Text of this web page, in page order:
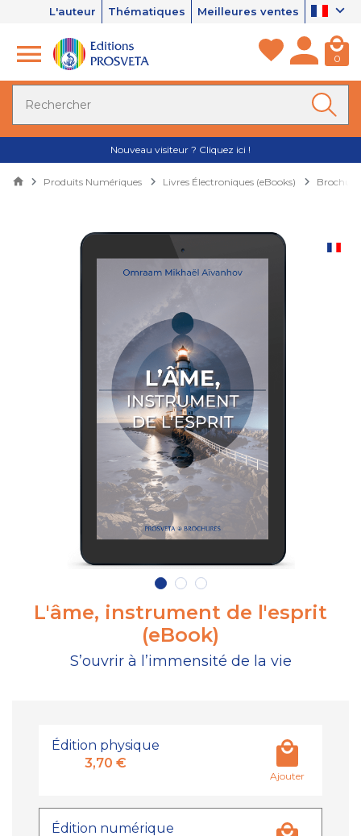
L'auteur Thématiques Meilleures ventes
0
Nouveau visiteur ? Cliquez ici !
Produits Numériques Livres Électroniques (eBooks)
L'âme, instrument de l'esprit
(eBook)
S’ouvrir à l’immensité de la vie
Édition physique
3,70 €
Ajouter
Édition numérique